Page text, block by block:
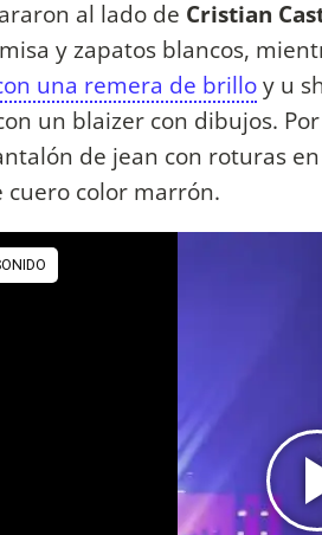
al lado de Cristian
y zapatos blancos,
una remera de brilloy u
un blaizer con dibujos.
de jean con roturas
cuero color marrón.